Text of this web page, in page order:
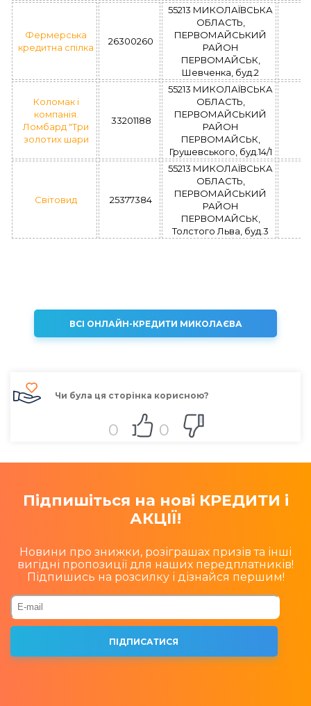
Фермерська
кредитна спілка
26300260
55213 МИКОЛАЇВСЬКА
ОБЛАСТЬ,
ПЕРВОМАЙСЬКИЙ
РАЙОН
ПЕРВОМАЙСЬК,
Шевченка, буд.2
Коломак і
компанія.
Ломбард "Три
золотих шари
33201188
55213 МИКОЛАЇВСЬКА
ОБЛАСТЬ,
ПЕРВОМАЙСЬКИЙ
РАЙОН
ПЕРВОМАЙСЬК,
Грушевського, буд.14/1
Світовид 25377384
55213 МИКОЛАЇВСЬКА
ОБЛАСТЬ,
ПЕРВОМАЙСЬКИЙ
РАЙОН
ПЕРВОМАЙСЬК,
Толстого Льва, буд.3
ВСІ ОНЛАЙН-КРЕДИТИ МИКОЛАЄВА
Чи була ця сторінка корисною?
0 0
Підпишіться на нові КРЕДИТИ і
АКЦІЇ!
Новини про знижки, розіграшах призів та інші
вигідні пропозиції для наших передплатників!
Підпишись на розсилку і дізнайся першим!